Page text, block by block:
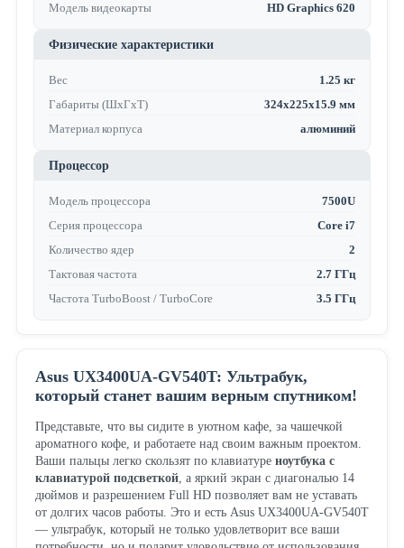
Модель видеокарты
HD Graphics 620
Физические характеристики
Вес
1.25 кг
Габариты (ШхГхТ)
324x225x15.9 мм
Материал корпуса
алюминий
Процессор
Модель процессора
7500U
Серия процессора
Core i7
Количество ядер
2
Тактовая частота
2.7 ГГц
Частота TurboBoost / TurboCore
3.5 ГГц
Asus UX3400UA-GV540T: Ультрабук,
который станет вашим верным спутником!
Представьте, что вы сидите в уютном кафе, за чашечкой
ароматного кофе, и работаете над своим важным проектом.
Ваши пальцы легко скользят по клавиатуре ноутбука с
клавиатурой подсветкой, а яркий экран с диагональю 14
дюймов и разрешением Full HD позволяет вам не уставать
от долгих часов работы. Это и есть Asus UX3400UA-GV540T
— ультрабук, который не только удовлетворит все ваши